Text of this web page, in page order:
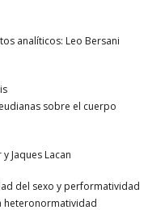
analíticos: Leo Bersani
sobre el cuerpo
Jaques Lacan
del sexo y performatividad
heteronormatividad